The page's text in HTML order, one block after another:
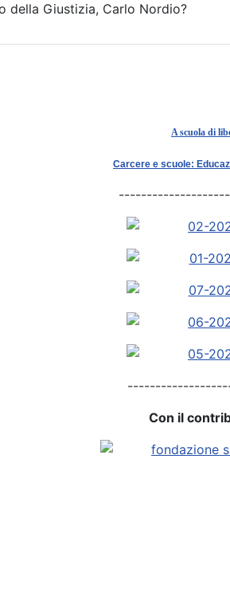
della Giustizia, Carlo Nordio?
A scuola di
Carcere e scuole:
Con il